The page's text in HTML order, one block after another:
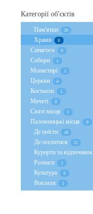
Категорії об'єктів
Пам'ятки 20
Храми 8
Cинагоги 0
Собори 1
Монастирі 1
Церкви 4
Костьоли 1
Мечеті 0
Святі місця 1
Паломницькі місця 0
Де поїсти 18
Де оселитися 21
Курорти та відпочинок
Розваги 2
Культура 0
Вокзали 2